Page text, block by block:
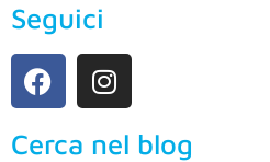
Seguici
Cerca nel blog